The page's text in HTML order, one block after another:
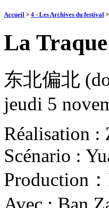
Accueil > 4 - Les Archives du festival >
La
东北偏北
jeudi 5
Réalisation :
Scénario :
Production
Avec : Ban